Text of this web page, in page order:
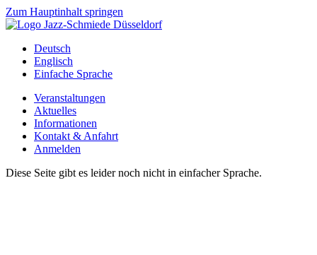
Zum Hauptinhalt springen
Deutsch
Englisch
Einfache Sprache
Veranstaltungen
Aktuelles
Informationen
Kontakt & Anfahrt
Anmelden
Diese Seite gibt es leider noch nicht in einfacher Sprache.